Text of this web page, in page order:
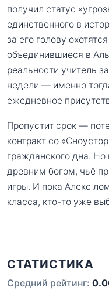
получил статус
единственного в
за его голову
объединившиеся в
реальности учитель
недели — именно
ежедневное
Пропустит срок —
контракт со
гражданского дна.
древним богом, чьё
игры. И пока Алекс
класса, кто-то уже
СТАТИСТИКА
Средний рейтинг: